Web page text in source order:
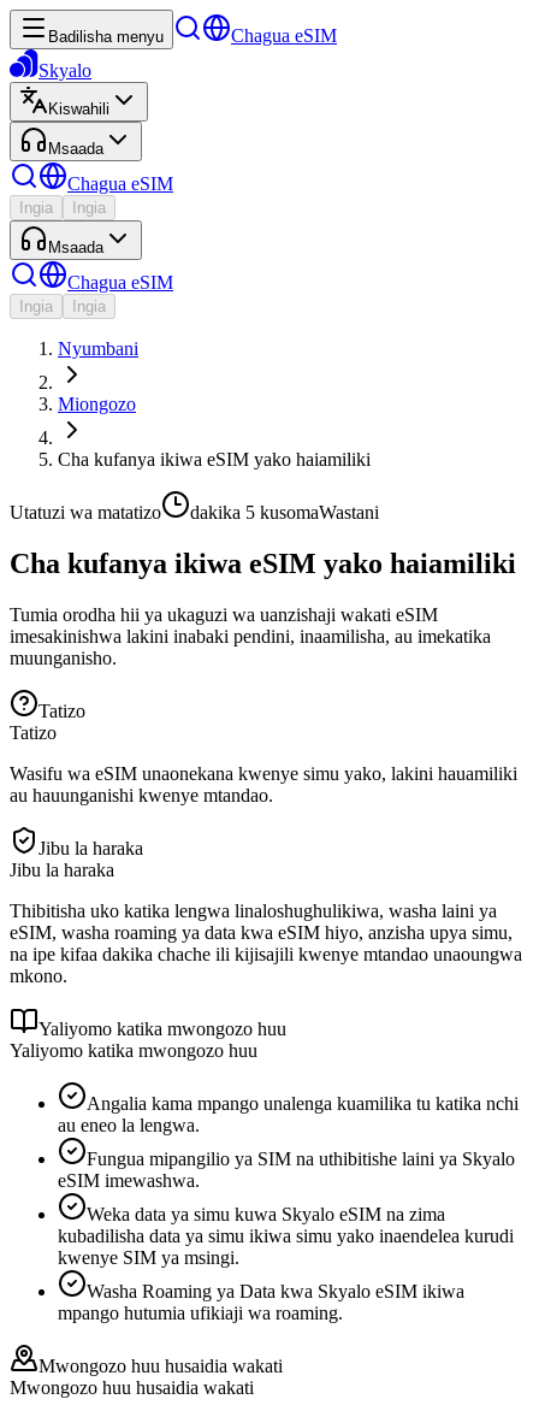
Badilisha menyu
Chagua eSIM
Skyalo
Kiswahili
Msaada
Chagua eSIM
Ingia Ingia
Msaada
Chagua eSIM
Ingia Ingia
Nyumbani
Miongozo
Cha kufanya ikiwa eSIM yako haiamiliki
Utatuzi wa matatizo dakika 5 kusomaWastani
Cha kufanya ikiwa eSIM yako haiamiliki
Tumia orodha hii ya ukaguzi wa uanzishaji wakati eSIM
imesakinishwa lakini inabaki pendini, inaamilisha, au imekatika
muunganisho.
Tatizo
Tatizo
Wasifu wa eSIM unaonekana kwenye simu yako, lakini hauamiliki
au hauunganishi kwenye mtandao.
Jibu la haraka
Jibu la haraka
Thibitisha uko katika lengwa linaloshughulikiwa, washa laini ya
eSIM, washa roaming ya data kwa eSIM hiyo, anzisha upya simu,
na ipe kifaa dakika chache ili kijisajili kwenye mtandao unaoungwa
mkono.
Yaliyomo katika mwongozo huu
Yaliyomo katika mwongozo huu
Angalia kama mpango unalenga kuamilika tu katika nchi
au eneo la lengwa.
Fungua mipangilio ya SIM na uthibitishe laini ya Skyalo
eSIM imewashwa.
Weka data ya simu kuwa Skyalo eSIM na zima
kubadilisha data ya simu ikiwa simu yako inaendelea kurudi
kwenye SIM ya msingi.
Washa Roaming ya Data kwa Skyalo eSIM ikiwa
mpango hutumia ufikiaji wa roaming.
Mwongozo huu husaidia wakati
Mwongozo huu husaidia wakati